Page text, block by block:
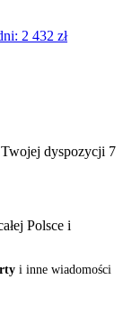
2 432 zł
dyspozycji 7
Polsce i
i inne wiadomości